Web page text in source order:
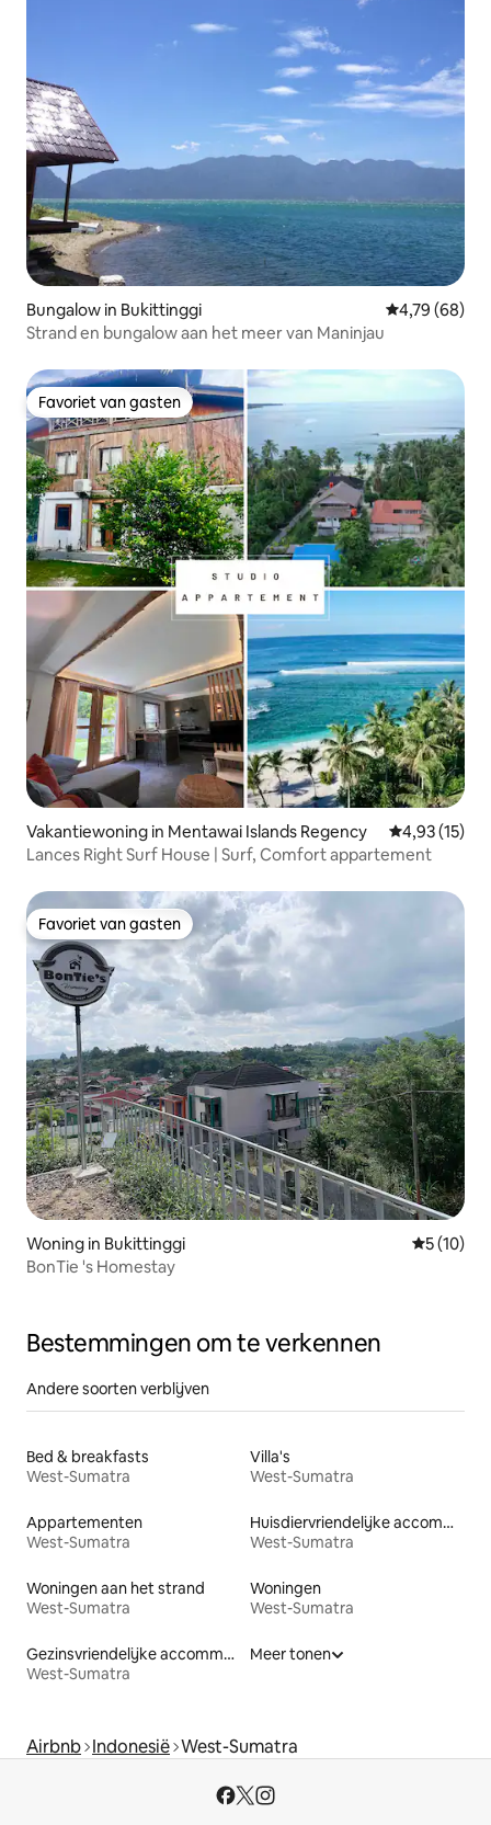
Bungalow in Bukittinggi Gemiddelde
4,79 (68)
Strand en bungalow aan het meer van Maninjau
Favoriet van gasten
Favoriet van gasten
Vakantiewoning in Mentawai Islands Regency Gemiddelde
4,93 (15)
Lances Right Surf House | Surf, Comfort appartement
Favoriet van gasten
Favoriet van gasten
Woning in Bukittinggi
5 (10)
BonTie 's Homestay
Bestemmingen om te verkennen
Andere soorten verblijven
Bed & breakfasts
West-Sumatra
Villa's
West-Sumatra
Appartementen
West-Sumatra
Huisdiervriendelijke accommodaties
West-Sumatra
Woningen aan het strand
West-Sumatra
Woningen
West-Sumatra
Gezinsvriendelijke accommodaties
West-Sumatra
Meer tonen
Airbnb Indonesië West-Sumatra